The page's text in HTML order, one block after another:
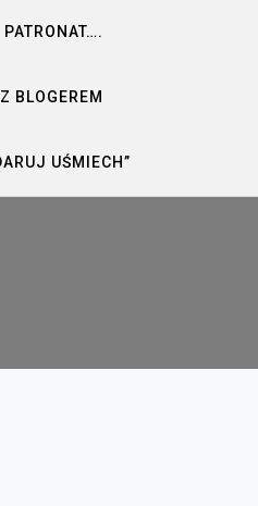
PATRONAT….
BLOGEREM
UŚMIECH”